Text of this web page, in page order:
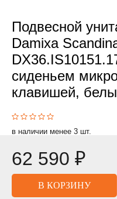
Подвесной
Damixa
сиденьем
клавишей,
в наличии менее 3 шт.
62 590 ₽